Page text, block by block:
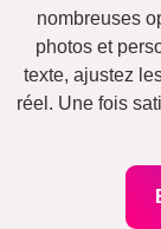
nombreuses
photos et
texte, ajustez
réel. Une fois